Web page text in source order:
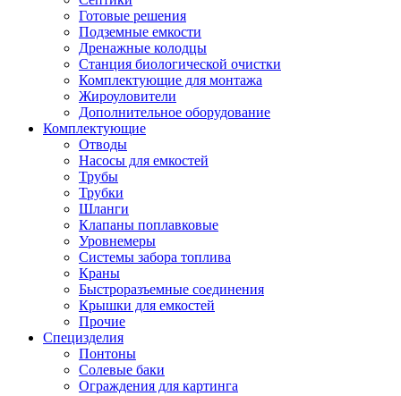
Готовые решения
Подземные емкости
Дренажные колодцы
Станция биологической очистки
Комплектующие для монтажа
Жироуловители
Дополнительное оборудование
Комплектующие
Отводы
Насосы для емкостей
Трубы
Трубки
Шланги
Клапаны поплавковые
Уровнемеры
Системы забора топлива
Краны
Быстроразъемные соединения
Крышки для емкостей
Прочие
Специзделия
Понтоны
Солевые баки
Ограждения для картинга